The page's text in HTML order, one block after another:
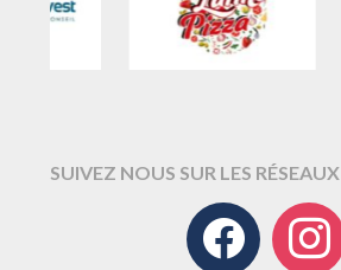
SUIVEZ NOUS SUR LES RÉSEAUX